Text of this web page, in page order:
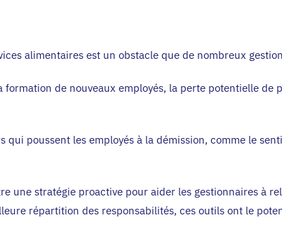
alimentaires est un obstacle que de nombreux
de nouveaux employés, la perte potentielle
poussent les employés à la démission, comme le
une stratégie proactive pour aider les gestionnaires à
répartition des responsabilités, ces outils ont le